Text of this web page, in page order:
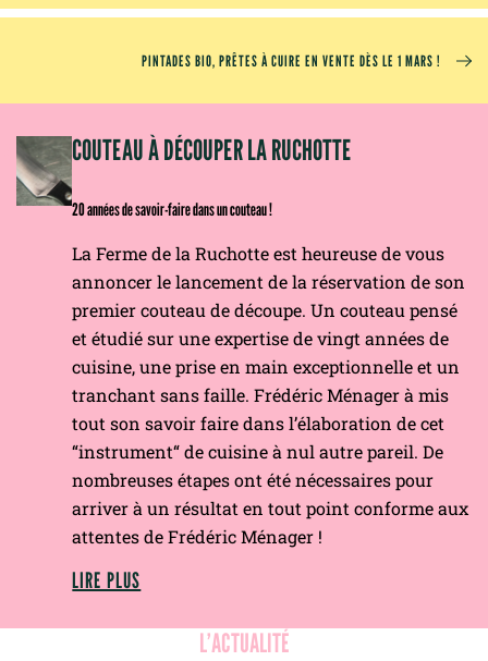
PINTADES BIO, PRÊTES À CUIRE EN VENTE DÈS LE 1 MARS !
COUTEAU À DÉCOUPER LA RUCHOTTE
20 années de savoir-faire dans un couteau !
La Ferme de la Ruchotte est heureuse de vous
annoncer le lancement de la réservation de son
premier couteau de découpe. Un couteau pensé
et étudié sur une expertise de vingt années de
cuisine, une prise en main exceptionnelle et un
tranchant sans faille. Frédéric Ménager à mis
tout son savoir faire dans l’élaboration de cet
“instrument“ de cuisine à nul autre pareil. De
nombreuses étapes ont été nécessaires pour
arriver à un résultat en tout point conforme aux
attentes de Frédéric Ménager !
LIRE PLUS
L’ACTUALITÉ